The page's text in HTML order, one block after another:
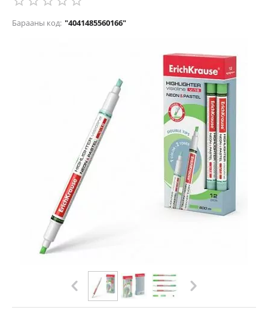
Барааны код: "4041485560166"